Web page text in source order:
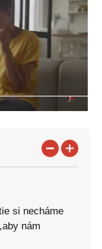
si necháme
nám